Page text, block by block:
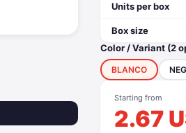
Units per box
Box size
Color / Variant (2
BLANCO
Starting from
2.67